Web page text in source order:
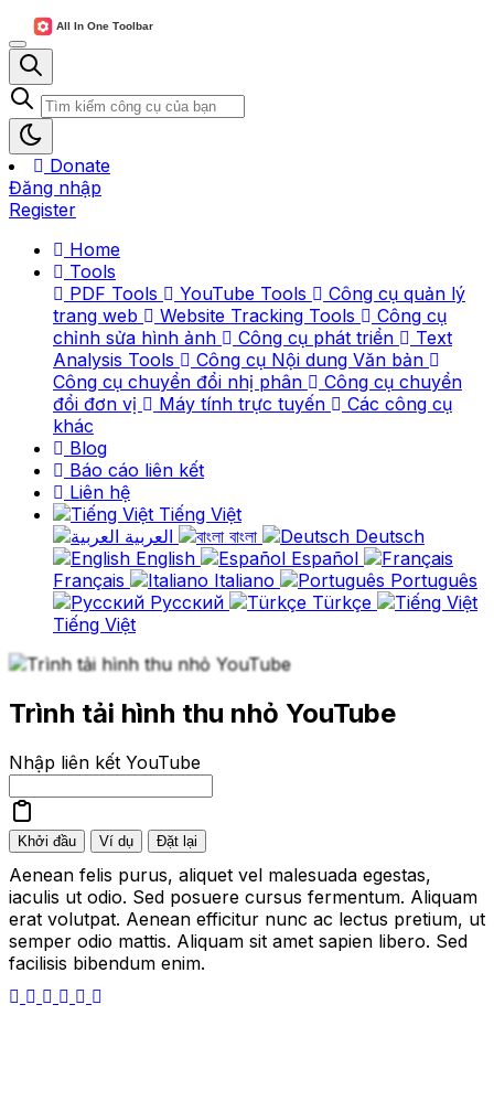
Donate
Đăng nhập
Register
Home
Tools
PDF Tools
YouTube Tools
Công cụ quản lý
trang web
Website Tracking Tools
Công cụ
chỉnh sửa hình ảnh
Công cụ phát triển
Text
Analysis Tools
Công cụ Nội dung Văn bản
Công cụ chuyển đổi nhị phân
Công cụ chuyển
đổi đơn vị
Máy tính trực tuyến
Các công cụ
khác
Blog
Báo cáo liên kết
Liên hệ
Tiếng Việt
বাংলা
Deutsch
English
Español
Français
Italiano
Português
Русский
Türkçe
Tiếng Việt
Trình tải hình thu nhỏ YouTube
Nhập liên kết YouTube
Khởi đầu Ví dụ Đặt lại
Aenean felis purus, aliquet vel malesuada egestas,
iaculis ut odio. Sed posuere cursus fermentum. Aliquam
erat volutpat. Aenean efficitur nunc ac lectus pretium, ut
semper odio mattis. Aliquam sit amet sapien libero. Sed
facilisis bibendum enim.